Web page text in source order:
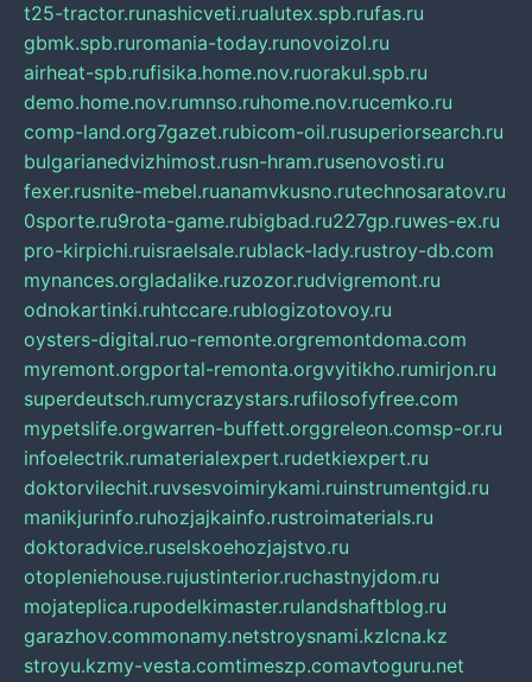
t25-tractor.runashicveti.rualutex.spb.rufas.ru
gbmk.spb.ruromania-today.runovoizol.ru
airheat-spb.rufisika.home.nov.ruorakul.spb.ru
demo.home.nov.rumnso.ruhome.nov.rucemko.ru
comp-land.org7gazet.rubicom-oil.rusuperiorsearch.ru
bulgarianedvizhimost.rusn-hram.rusenovosti.ru
fexer.rusnite-mebel.ruanamvkusno.rutechnosaratov.ru
0sporte.ru9rota-game.rubigbad.ru227gp.ruwes-ex.ru
pro-kirpichi.ruisraelsale.rublack-lady.rustroy-db.com
mynances.orgladalike.ruzozor.rudvigremont.ru
odnokartinki.ruhtccare.rublogizotovoy.ru
oysters-digital.ruo-remonte.orgremontdoma.com
myremont.orgportal-remonta.orgvyitikho.rumirjon.ru
superdeutsch.rumycrazystars.rufilosofyfree.com
mypetslife.orgwarren-buffett.orggreleon.comsp-or.ru
infoelectrik.rumaterialexpert.rudetkiexpert.ru
doktorvilechit.ruvsesvoimirykami.ruinstrumentgid.ru
manikjurinfo.ruhozjajkainfo.rustroimaterials.ru
doktoradvice.ruselskoehozjajstvo.ru
otopleniehouse.rujustinterior.ruchastnyjdom.ru
mojateplica.rupodelkimaster.rulandshaftblog.ru
garazhov.commonamy.netstroysnami.kzlcna.kz
stroyu.kzmy-vesta.comtimeszp.comavtoguru.net